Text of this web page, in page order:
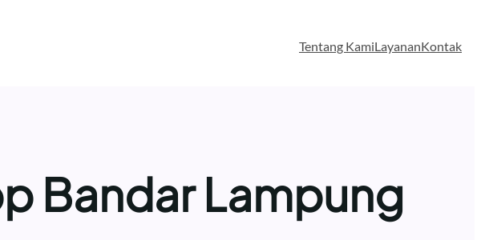
Tentang KamiLayananKontak
Bandar Lampung